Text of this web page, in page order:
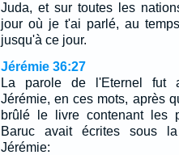
Juda, et sur toutes les
jour où je t'ai parlé, au
jusqu'à ce jour.
Jérémie 36:27
La parole de l'Eternel fut
Jérémie, en ces mots, après
brûlé le livre contenant les
Baruc avait écrites sous
Jérémie: